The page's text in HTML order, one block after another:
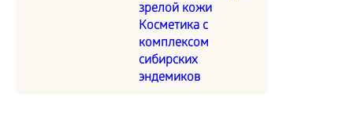
зрелой кожи
Косметика с
комплексом
сибирских
эндемиков